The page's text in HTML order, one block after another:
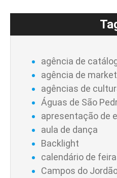
agência de
agência de
agências de
Águas de São
apresentação de
aula de dança
Backlight
calendário de
Campos do